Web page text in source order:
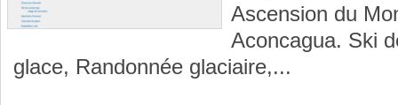
Ascension du
Aconcagua. Ski
glace, Randonnée glaciaire,...